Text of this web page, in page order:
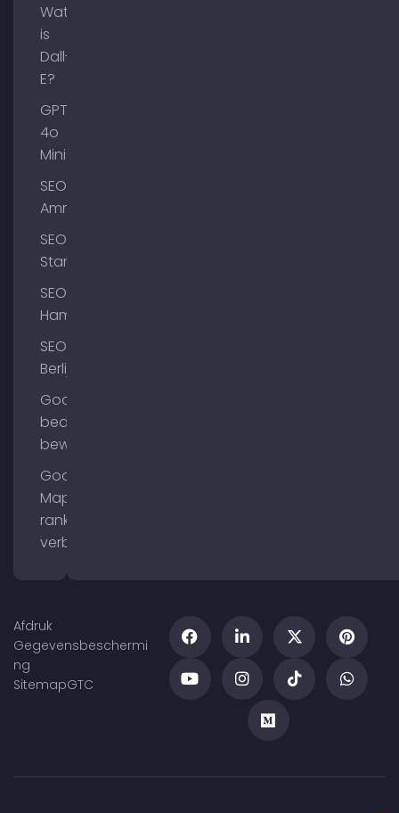
Wat
is
Dall-
E?
GPT-
4o
Mini
SEO
Ammersee
SEO
Starnberg
SEO
Hamburg
SEO
Berlijn
Google
bedrijfsprofiel
bewerken
Google
Maps
ranking
verbeteren
Afdruk
Gegevensbeschermi
ng
SitemapGTC